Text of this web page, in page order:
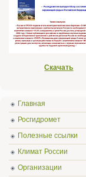
Скачать
Главная
Росгидромет
Полезные ссылки
Климат России
Организации